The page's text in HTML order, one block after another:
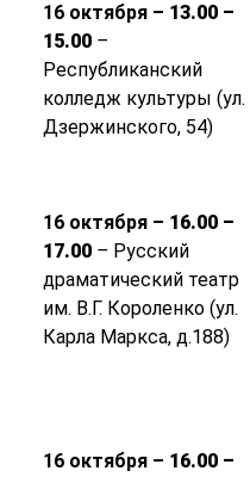
16 октября – 13.00 –
15.00–
Республиканский
колледж культуры (ул.
Дзержинского, 54)
16 октября – 16.00 –
17.00– Русский
драматический театр
им. В.Г. Короленко (ул.
Карла Маркса, д.188)
16 октября – 16.00 –